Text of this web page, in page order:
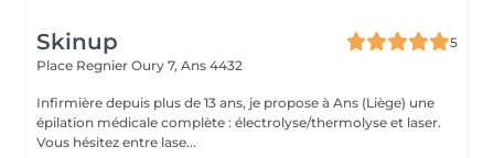
Skinup
5
Place Regnier Oury 7, Ans 4432
Infirmière depuis plus de 13 ans, je propose à Ans (Liège) une
épilation médicale complète : électrolyse/thermolyse et laser.
Vous hésitez entre lase...